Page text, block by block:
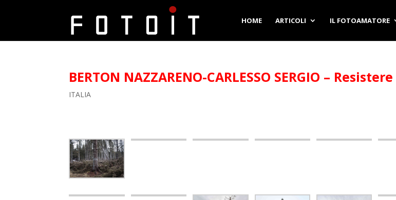
HOME ARTICOLI IL FOTOAMATORE
BERTON NAZZARENO-CARLESSO SERGIO – Resistere
ITALIA